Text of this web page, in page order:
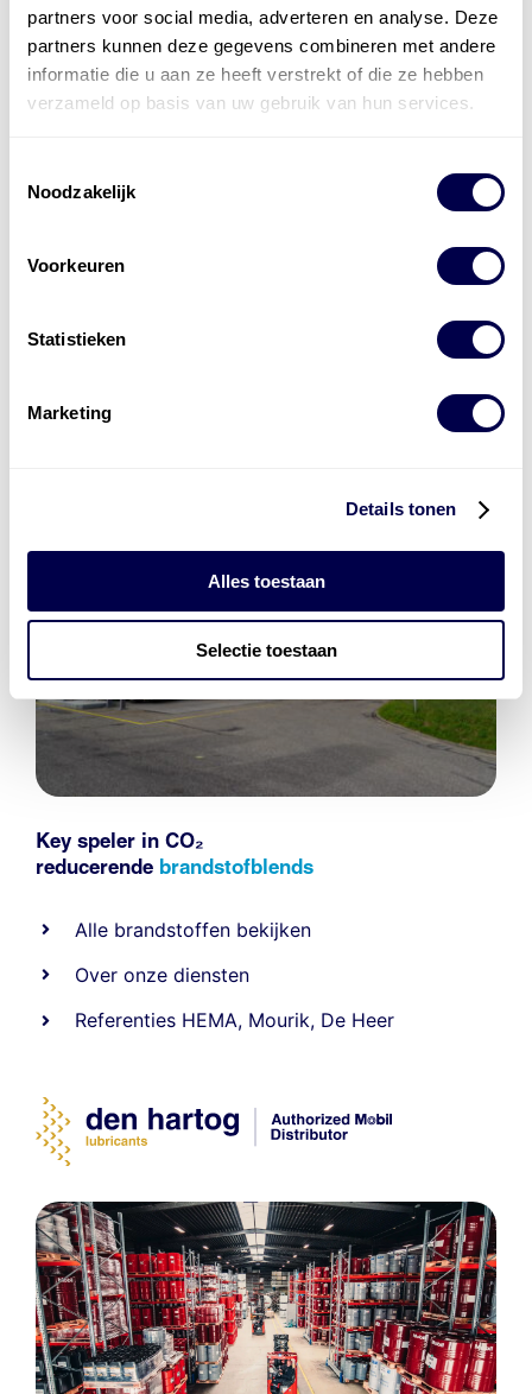
partners voor social media, adverteren en analyse. Deze
partners kunnen deze gegevens combineren met andere
informatie die u aan ze heeft verstrekt of die ze hebben
verzameld op basis van uw gebruik van hun services.
Noodzakelijk
Voorkeuren
Statistieken
Marketing
Details tonen
Alles toestaan
Selectie toestaan
Energiebeheer
Key speler in CO₂
reducerende brandstofblends
Alle brandstoffen bekijken
Over onze diensten
Referenties HEMA, Mourik, De Heer